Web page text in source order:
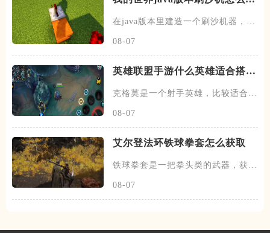
在java版本里建造一个刷沙机器，首
08-07
英雄联盟手游什么英雄适合搭配
克格莫是一个射手英雄，比较适合走
08-07
艾尔登法环铁球拳套怎么获取
铁球拳套是一把拳头类的武器，获取
08-07